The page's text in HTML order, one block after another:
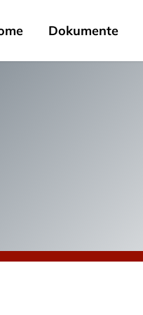
Dokumente